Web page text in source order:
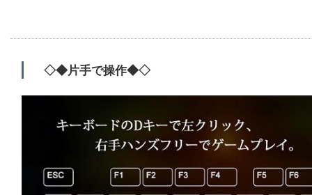
◇◆片手で操作◆◇